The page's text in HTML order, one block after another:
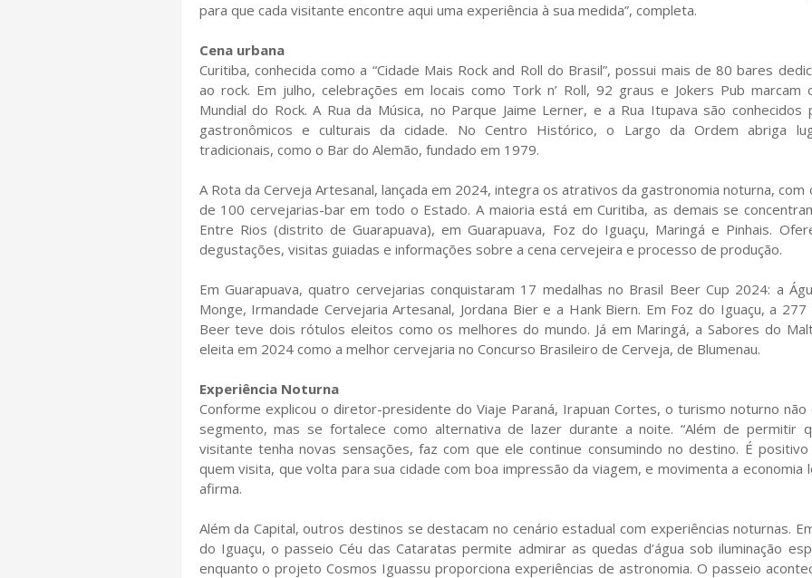
para que cada visitante encontre aqui uma experiência à sua medida”, completa.
Cena urbana
Curitiba, conhecida como a “Cidade Mais Rock and Roll do Brasil”, possui mais de 80 bares
ao rock. Em julho, celebrações em locais como Tork n’ Roll, 92 graus e Jokers Pub marcam
Mundial do Rock. A Rua da Música, no Parque Jaime Lerner, e a Rua Itupava são conhecidos
gastronômicos e culturais da cidade. No Centro Histórico, o Largo da Ordem abriga
tradicionais, como o Bar do Alemão, fundado em 1979.
A Rota da Cerveja Artesanal, lançada em 2024, integra os atrativos da gastronomia noturna, com
de 100 cervejarias-bar em todo o Estado. A maioria está em Curitiba, as demais se
Entre Rios (distrito de Guarapuava), em Guarapuava, Foz do Iguaçu, Maringá e Pinhais.
degustações, visitas guiadas e informações sobre a cena cervejeira e processo de produção.
Em Guarapuava, quatro cervejarias conquistaram 17 medalhas no Brasil Beer Cup 2024: a
Monge, Irmandade Cervejaria Artesanal, Jordana Bier e a Hank Biern. Em Foz do Iguaçu, a 277
Beer teve dois rótulos eleitos como os melhores do mundo. Já em Maringá, a Sabores do
eleita em 2024 como a melhor cervejaria no Concurso Brasileiro de Cerveja, de Blumenau.
Experiência Noturna
Conforme explicou o diretor-presidente do Viaje Paraná, Irapuan Cortes, o turismo noturno não
segmento, mas se fortalece como alternativa de lazer durante a noite. “Além de permitir
visitante tenha novas sensações, faz com que ele continue consumindo no destino. É
quem visita, que volta para sua cidade com boa impressão da viagem, e movimenta a economia
afirma.
Além da Capital, outros destinos se destacam no cenário estadual com experiências noturnas.
do Iguaçu, o passeio Céu das Cataratas permite admirar as quedas d’água sob iluminação
enquanto o projeto Cosmos Iguassu proporciona experiências de astronomia. O passeio